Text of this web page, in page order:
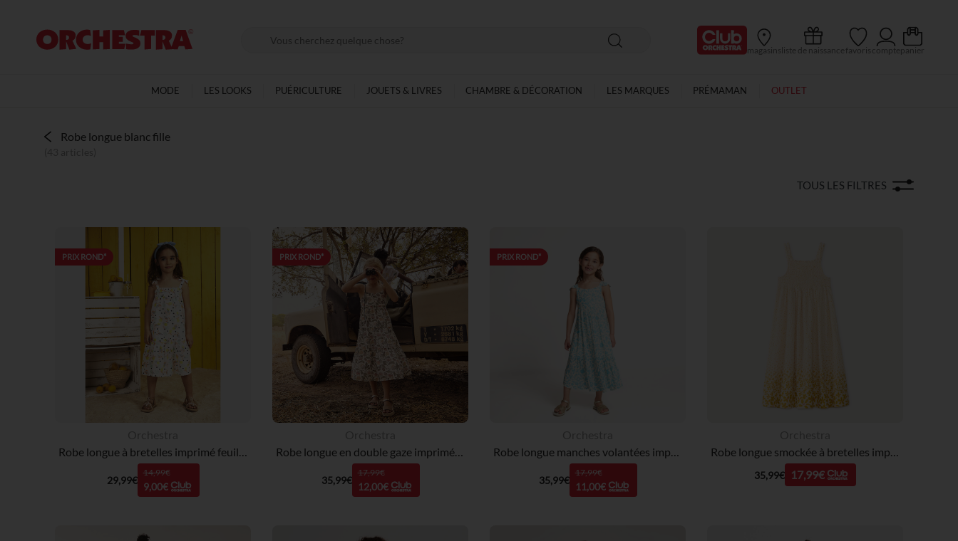
Ma Carte Club
magasins liste de naissance favoris compte panier
MODE LES LOOKS PUÉRICULTURE JOUETS & LIVRES CHAMBRE & DÉCORATION LES MARQUES PRÉMAMAN OUTLET
Robe longue blanc fille
TOUS LES FILTRES
PRIX ROND*
Robe longue à bretelles imprimé feuilles fille
29,99€
14,99€
9,00€
PRIX ROND*
Robe longue en double gaze imprimé floral fille
35,99€
17,99€
12,00€
PRIX ROND*
Robe longue manches volantées imprimée fleurs fille
35,99€
17,99€
11,00€
Robe longue smockée à bretelles imprimé fleurs fille
35,99€ 17,99€